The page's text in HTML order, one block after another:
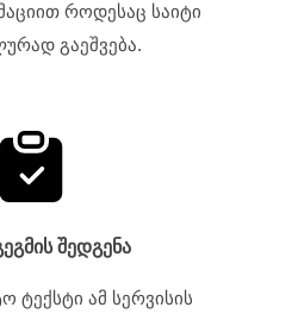
როდესაც საიტი
გაეშვება.
შედგენა
ტექსტი ამ სერვისის